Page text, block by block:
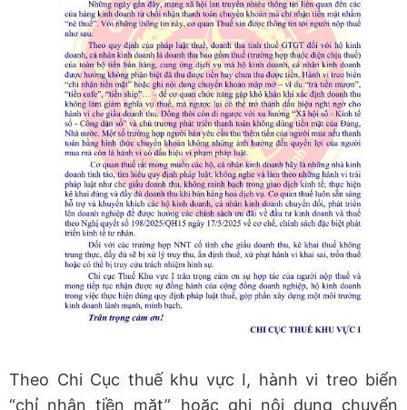
Theo Chi Cục thuế khu vực I, hành vi treo biển
“chỉ nhận tiền mặt” hoặc ghi nội dung chuyển